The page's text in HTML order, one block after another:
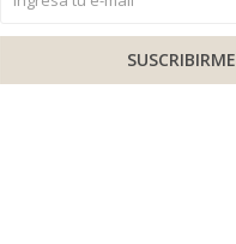
SUSCRIBIRME